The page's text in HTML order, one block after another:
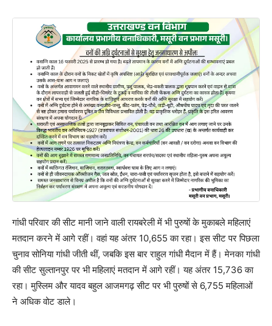
गांधी परिवार की सीट मानी जाने वाली रायबरेली में भी पुरुषों के मुकाबले महिलाएं
मतदान करने में आगे रहीं। वहां यह अंतर 10,655 का रहा। इस सीट पर पिछला
चुनाव सोनिया गांधी जीती थीं, जबकि इस बार राहुल गांधी मैदान में हैं। मेनका गांधी
की सीट सुल्तानपुर पर भी महिलाएं मतदान में आगे रहीं। यह अंतर 15,736 का
रहा। मुस्लिम और यादव बहुल आजमगढ़ सीट पर भी पुरुषों से 6,755 महिलाओं
ने अधिक वोट डाले।